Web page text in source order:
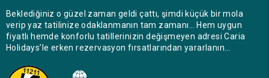
Beklediğiniz o güzel zaman geldi çattı, şimdi küçük bir mola
verip yaz tatilinize odaklanmanın tam zamanı… Hem uygun
fiyatlı hemde konforlu tatillerinizin değişmeyen adresi Caria
Holidays’le erken rezervasyon fırsatlarından yararlanın…